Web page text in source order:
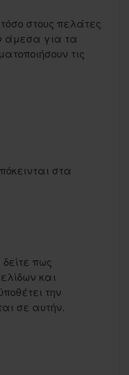
στους πελάτες
άμεσα για τα
τις
στα
πως
και
την
σε αυτήν.